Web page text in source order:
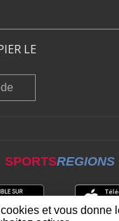
LE
SPORTSREGIONS
et vous donne